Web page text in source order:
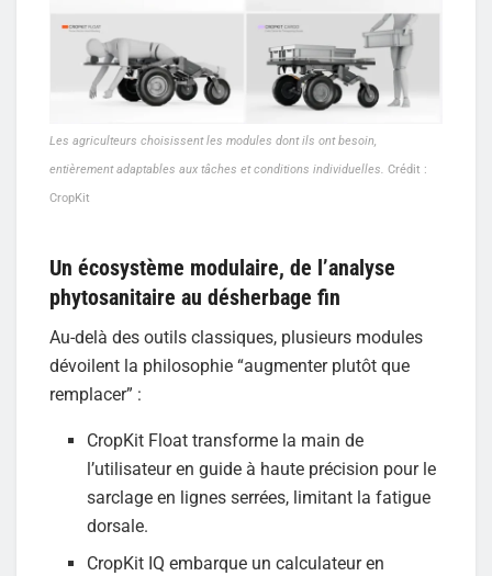
Les agriculteurs choisissent les modules dont ils ont besoin,
entièrement adaptables aux tâches et conditions individuelles. Crédit :
CropKit
Un écosystème modulaire, de l’analyse
phytosanitaire au désherbage fin
Au-delà des outils classiques, plusieurs modules
dévoilent la philosophie “augmenter plutôt que
remplacer” :
CropKit Float transforme la main de
l’utilisateur en guide à haute précision pour le
sarclage en lignes serrées, limitant la fatigue
dorsale.
CropKit IQ embarque un calculateur en